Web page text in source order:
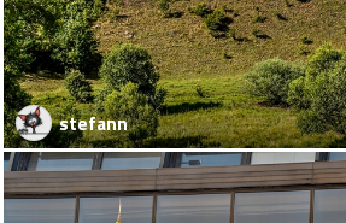
stefann